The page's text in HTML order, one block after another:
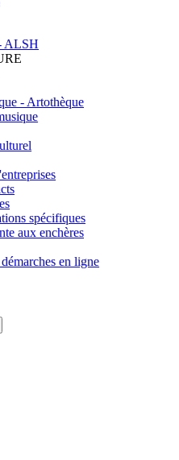
ALSH
- Artothèque
spécifiques
aux enchères
en ligne